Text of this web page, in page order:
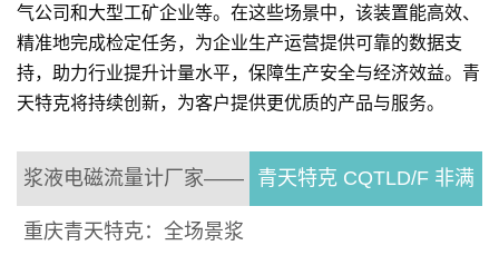
气公司和大型工矿企业等。在这些场景中，该装置能高效、
精准地完成检定任务，为企业生产运营提供可靠的数据支
持，助力行业提升计量水平，保障生产安全与经济效益。青
天特克将持续创新，为客户提供更优质的产品与服务。
浆液电磁流量计厂家——
重庆青天特克：全场景浆
青天特克 CQTLD/F 非满